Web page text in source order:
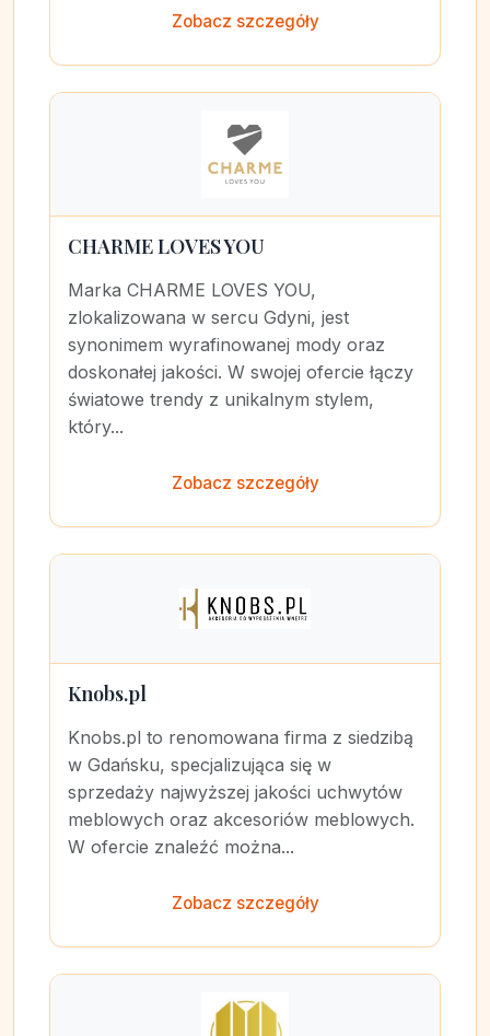
Zobacz szczegóły
CHARME LOVES YOU
Marka CHARME LOVES YOU,
zlokalizowana w sercu Gdyni, jest
synonimem wyrafinowanej mody oraz
doskonałej jakości. W swojej ofercie łączy
światowe trendy z unikalnym stylem,
który...
Zobacz szczegóły
Knobs.pl
Knobs.pl to renomowana firma z siedzibą
w Gdańsku, specjalizująca się w
sprzedaży najwyższej jakości uchwytów
meblowych oraz akcesoriów meblowych.
W ofercie znaleźć można...
Zobacz szczegóły